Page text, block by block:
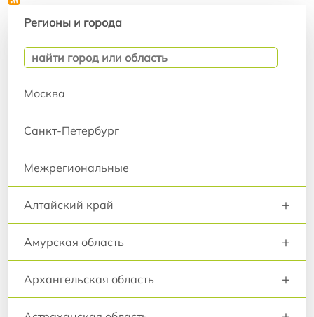
Регионы и города
Москва
Санкт-Петербург
Межрегиональные
Алтайский край +
Амурская область +
Архангельская область +